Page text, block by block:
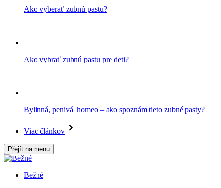
Ako vyberať zubnú pastu?
Ako vybrať zubnú pastu pre deti?
Bylinná, penivá, homeo – ako spoznám tieto zubné pasty?
Viac článkov
Přejít na menu
Bežné